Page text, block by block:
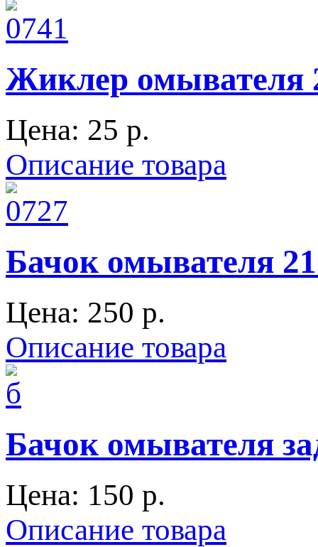
Жиклер омывателя
Цена: 25 p.
Описание товара
Бачок омывателя
Цена: 250 p.
Описание товара
Бачок омывателя
Цена: 150 p.
Описание товара